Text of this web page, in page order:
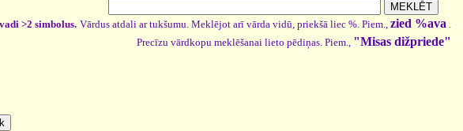
>2 simbolus. Vārdus atdali ar tukšumu. Meklējot arī vārda vidū, priekšā liec %. Piem., zied %ava .
Precīzu vārdkopu meklēšanai lieto pēdiņas. Piem., "Misas dižpriede"